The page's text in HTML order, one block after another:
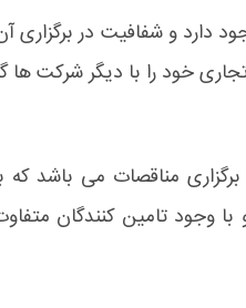
دارد و شفافیت در برگزاری
خود را با دیگر شرکت
مناقصات می باشد
با وجود تامین کنندگان